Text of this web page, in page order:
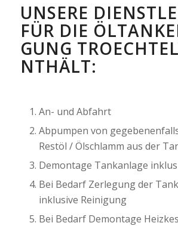
UNSERE
FÜR DIE
GUNG
NTHÄLT:
An- und Abfahrt
Abpumpen von
Restöl / Ölschlamm aus der
Demontage Tankanlage
Bei Bedarf Zerlegung der
inklusive Reinigung
Bei Bedarf Demontage